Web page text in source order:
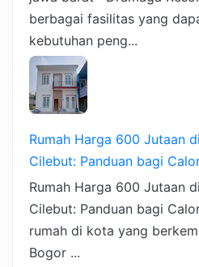
berbagai fasilitas yang
kebutuhan peng...
Rumah Harga 600 Jutaan
Cilebut: Panduan bagi
Rumah Harga 600 Jutaan
Cilebut: Panduan bagi
rumah di kota yang
Bogor ...